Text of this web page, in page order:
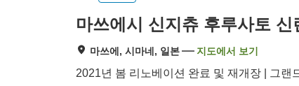
마쓰에시 신지츄 후루사토 신
마쓰에, 시마네, 일본 지도에서 보기
2021년 봄 리노베이션 완료 및 재개장 | 그랜